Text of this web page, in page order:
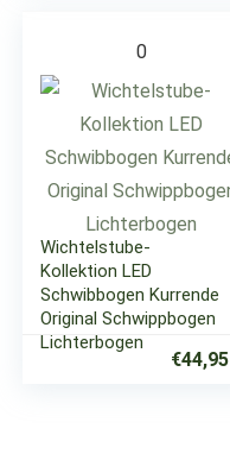
0
Wichtelstube-
Kollektion LED
Schwibbogen Kurrende
Original Schwippbogen
Lichterbogen
€44,95